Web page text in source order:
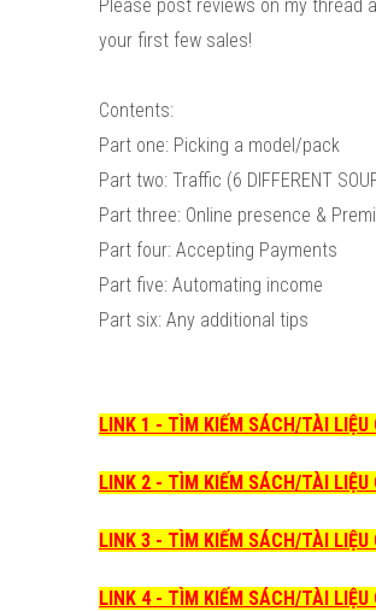
Please post reviews on my thread
your first few sales!
Contents:
Part one: Picking a model/pack
Part two: Traffic (6 DIFFERENT
Part three: Online presence &
Part four: Accepting Payments
Part five: Automating income
Part six: Any additional tips
LINK 1 - TÌM KIẾM SÁCH/TÀI
LINK 2 - TÌM KIẾM SÁCH/TÀI
LINK 3 - TÌM KIẾM SÁCH/TÀI
LINK 4 - TÌM KIẾM SÁCH/TÀI